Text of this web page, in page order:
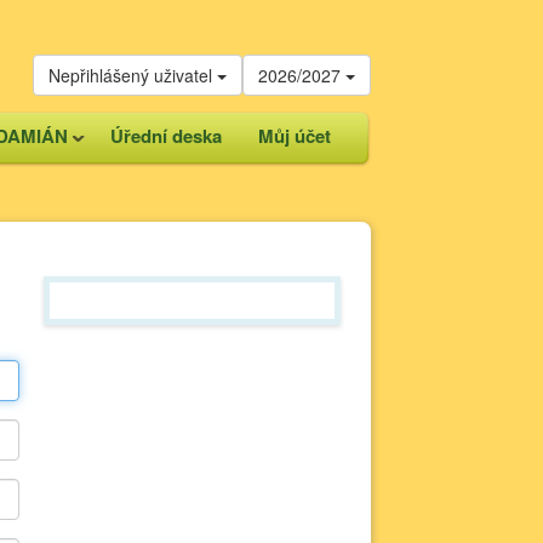
2026/2027
Nepřihlášený uživatel
Úřední deska Můj účet